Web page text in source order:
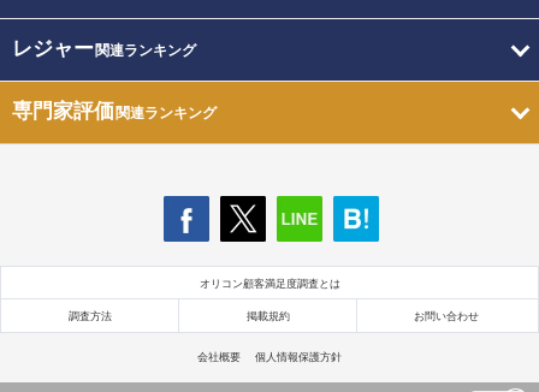
レジャー関連ランキング
専門家評価関連ランキング
オリコン顧客満足度調査とは
調査方法 掲載規約 お問い合わせ
会社概要 個人情報保護方針